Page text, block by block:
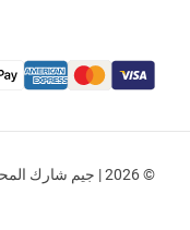
© 2026 | جيم شارك المحدودة (ذ.م.م) | شركة الطاير إنسغنيا| جميع الحقوق محفوظة